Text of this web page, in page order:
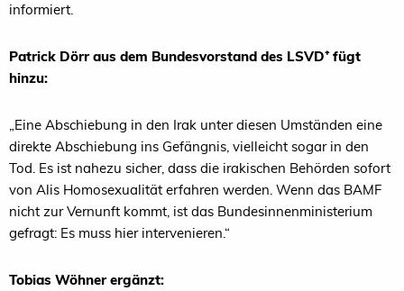
informiert.
Patrick Dörr aus dem Bundesvorstand des LSVD⁺ fügt
hinzu:
„Eine Abschiebung in den Irak unter diesen Umständen eine
direkte Abschiebung ins Gefängnis, vielleicht sogar in den
Tod. Es ist nahezu sicher, dass die irakischen Behörden sofort
von Alis Homosexualität erfahren werden. Wenn das BAMF
nicht zur Vernunft kommt, ist das Bundesinnenministerium
gefragt: Es muss hier intervenieren.“
Tobias Wöhner ergänzt: